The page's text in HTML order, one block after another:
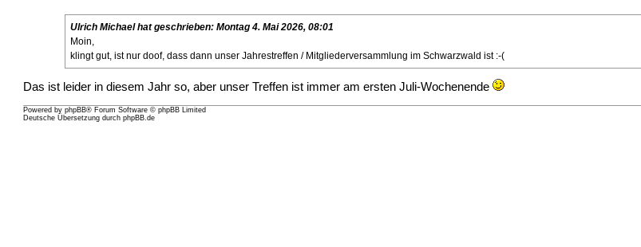
Ulrich Michaelhat geschrieben: Montag 4. Mai 2026, 08:01
Moin,
klingt gut, ist nur doof, dass dann unser Jahrestreffen / Mitgliederversammlung im Schwarzwald ist :-(
Das ist leider in diesem Jahr so, aber unser Treffen ist immer am ersten Juli-Wochenende
Powered byphpBB® Forum Software © phpBB Limited
Deutsche Übersetzung durchphpBB.de